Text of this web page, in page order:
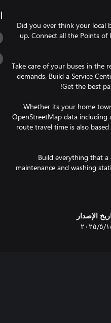
Did you ever think your local
up. Connect all the Points of
Take care of your buses in the
demands. Build a Service
Whether its your home
OpenStreetMap data including
route travel time is also
Build everything that a
maintenance and washing
الإصدار